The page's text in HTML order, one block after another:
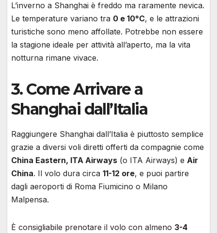
L’inverno a Shanghai è freddo ma raramente nevica.
Le temperature variano tra 0 e 10°C, e le attrazioni
turistiche sono meno affollate. Potrebbe non essere
la stagione ideale per attività all’aperto, ma la vita
notturna rimane vivace.
3. Come Arrivare a
Shanghai dall’Italia
Raggiungere Shanghai dall’Italia è piuttosto semplice
grazie a diversi voli diretti offerti da compagnie come
China Eastern, ITA Airways (o ITA Airways) e Air
China. Il volo dura circa 11-12 ore, e puoi partire
dagli aeroporti di Roma Fiumicino o Milano
Malpensa.
È consigliabile prenotare il volo con almeno 3-4